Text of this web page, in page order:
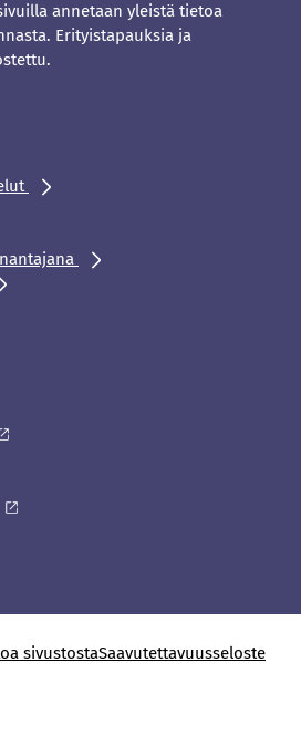
annetaan yleistä tietoa
Erityistapauksia ja
sivustostaSaavutettavuusseloste